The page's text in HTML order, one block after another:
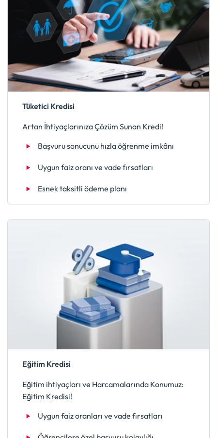
Tüketici Kredisi
Artan İhtiyaçlarınıza Çözüm Sunan Kredi!
Başvuru sonucunu hızla öğrenme imkânı
Uygun faiz oranı ve vade fırsatları
Esnek taksitli ödeme planı
Eğitim Kredisi
Eğitim ihtiyaçları ve Harcamalarında Konumuz:
Eğitim Kredisi!
Uygun faiz oranları ve vade fırsatları